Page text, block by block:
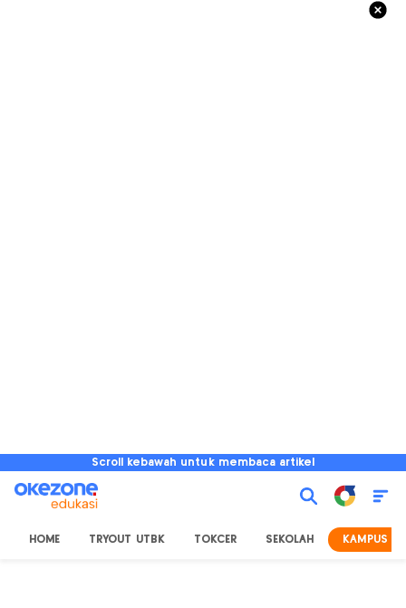
Scroll kebawah untuk membaca artikel
HOME TRYOUT UTBK TOKCER SEKOLAH KAMPUS